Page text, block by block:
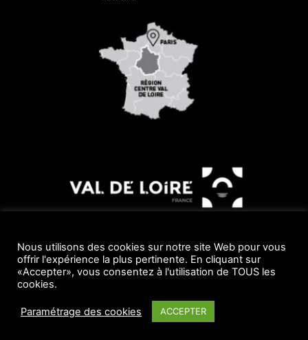
© 2019 Réalisé avec le soutien du Conseil Départemental par
Nous utilisons des cookies sur notre site Web pour vous
offrir l'expérience la plus pertinente. En cliquant sur
«Accepter», vous consentez à l'utilisation de TOUS les
cookies.
Paramétrage des cookies ACCEPTER